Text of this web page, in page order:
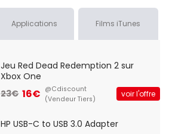
Applications Films iTunes
Jeu Red Dead Redemption 2 sur
Xbox One
23€ 16€ @Cdiscount
(Vendeur Tiers)
voir l'offre
HP USB-C to USB 3.0 Adapter